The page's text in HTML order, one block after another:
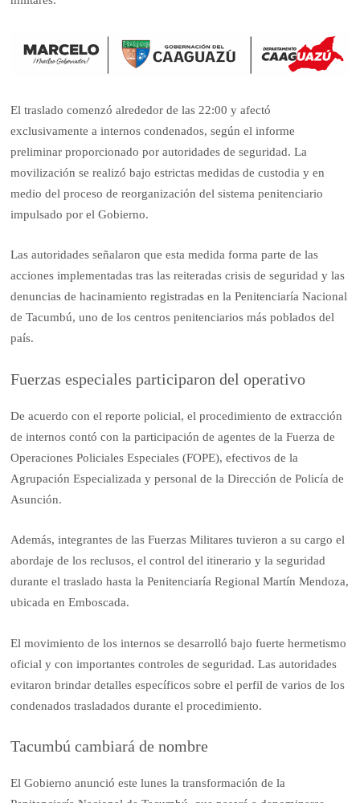
El traslado comenzó alrededor de las 22:00 y afectó
exclusivamente a internos condenados, según el informe
preliminar proporcionado por autoridades de seguridad. La
movilización se realizó bajo estrictas medidas de custodia y en
medio del proceso de reorganización del sistema penitenciario
impulsado por el Gobierno.
Las autoridades señalaron que esta medida forma parte de las
acciones implementadas tras las reiteradas crisis de seguridad y las
denuncias de hacinamiento registradas en la Penitenciaría Nacional
de Tacumbú, uno de los centros penitenciarios más poblados del
país.
Fuerzas especiales participaron del operativo
De acuerdo con el reporte policial, el procedimiento de extracción
de internos contó con la participación de agentes de la Fuerza de
Operaciones Policiales Especiales (FOPE), efectivos de la
Agrupación Especializada y personal de la Dirección de Policía de
Asunción.
Además, integrantes de las Fuerzas Militares tuvieron a su cargo el
abordaje de los reclusos, el control del itinerario y la seguridad
durante el traslado hasta la Penitenciaría Regional Martín Mendoza,
ubicada en Emboscada.
El movimiento de los internos se desarrolló bajo fuerte hermetismo
oficial y con importantes controles de seguridad. Las autoridades
evitaron brindar detalles específicos sobre el perfil de varios de los
condenados trasladados durante el procedimiento.
Tacumbú cambiará de nombre
El Gobierno anunció este lunes la transformación de la